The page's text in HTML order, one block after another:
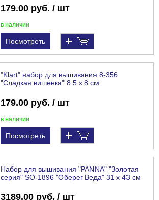
179.00 руб. / шт
в наличии
Посмотреть
"Klart" набор для вышивания 8-356
"Сладкая вишенка" 8.5 х 8 см
179.00 руб. / шт
в наличии
Посмотреть
Набор для вышивания "PANNA" "Золотая
серия" SO-1896 "Оберег Веда" 31 х 43 см
3189.00 руб. / шт